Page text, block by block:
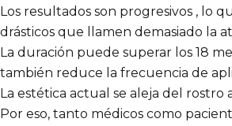
Los resultados son progresivos , lo
drásticos que llamen demasiado la
La duración puede superar los 18
también reduce la frecuencia de
La estética actual se aleja del rostro
Por eso, tanto médicos como